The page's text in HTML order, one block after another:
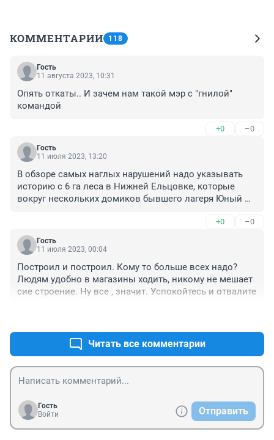
КОММЕНТАРИИ 118
Гость
11 августа 2023, 10:31
Опять откаты.. И зачем нам такой мэр с "гнилой"
командой
+0 –0
Гость
11 июля 2023, 13:20
В обзоре самых наглых нарушений надо указывать
историю с 6 га леса в Нижней Ельцовке, которые
вокруг нескольких домиков бывшего лагеря Юный
энциклопедию различных схем, проворачиваемых
мэрией и прокураторой. Уже сколько прокуроров
сменилось, но повязка на глаза передается вместе с
+0 –0
Гость
11 июля 2023, 00:04
Построил и построил. Кому то больше всех надо?
Людям удобно в магазины ходить, никому не мешает
сие строение. Ну все , значит. Успокойтесь и отвалите
Читать все комментарии
Гость
Войти
Отправить